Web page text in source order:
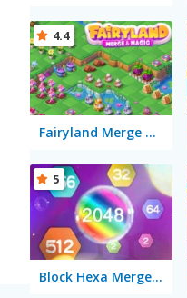
Fairyland Merge & Magic
4.4
Block Hexa Merge 2048
5